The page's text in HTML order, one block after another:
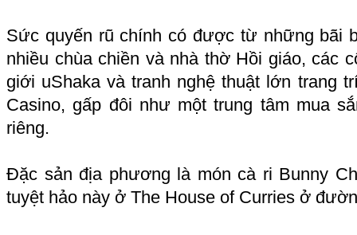
Sức quyến rũ chính có được từ những bãi
nhiều chùa chiền và nhà thờ Hồi giáo, các
giới uShaka và tranh nghệ thuật lớn trang
Casino, gấp đôi như một trung tâm mua
riêng.
Đặc sản địa phương là món cà ri Bunny
tuyệt hảo này ở The House of Curries ở